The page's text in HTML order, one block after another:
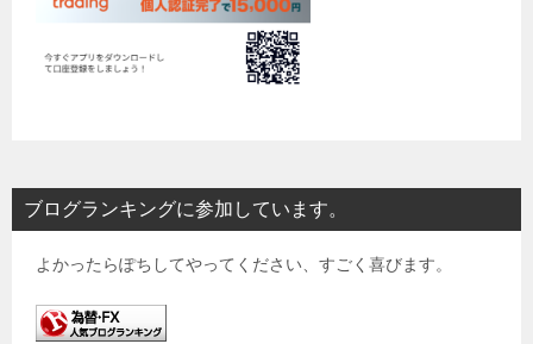
ブログランキングに参加しています。
よかったらぽちしてやってください、すごく喜びます。